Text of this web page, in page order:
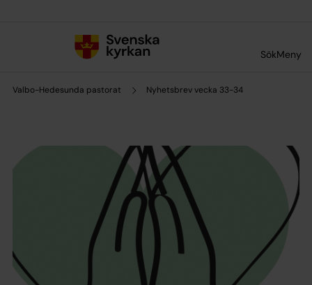
SökMeny
Valbo-Hedesunda pastorat Nyhetsbrev vecka 33-34